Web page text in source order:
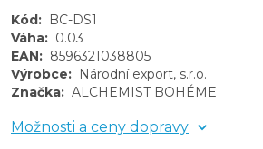
Kód: BC-DS1
Váha: 0.03
EAN: 8596321038805
Výrobce: Národní export, s.r.o.
Značka: ALCHEMIST BOHÉME
Možnosti a ceny dopravy